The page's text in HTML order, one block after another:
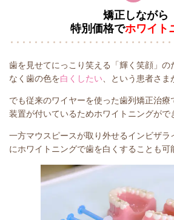
矯正しながら
特別価格でホワイト
歯を見せてにっこり笑える「輝く笑顔」の
なく歯の色を白くしたい 、という患者さま
でも従来のワイヤーを使った歯列矯正治療
装置が付いているためホワイトニングがで
一方マウスピースが取り外せるインビザラ
にホワイトニングで歯を白くすることも可